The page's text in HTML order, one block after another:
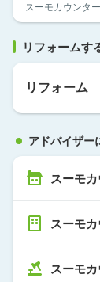
スーモカウンタ
リフォームす
リフォーム
アドバイザー
スーモ
スーモ
スーモ